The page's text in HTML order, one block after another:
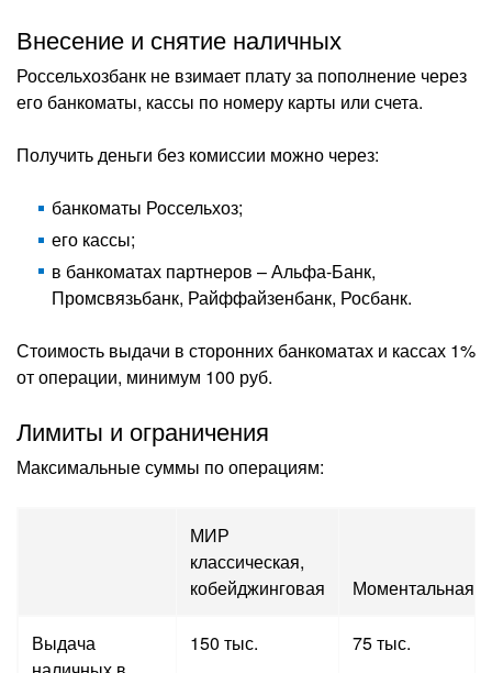
Внесение и снятие наличных
Россельхозбанк не взимает плату за пополнение через
его банкоматы, кассы по номеру карты или счета.
Получить деньги без комиссии можно через:
банкоматы Россельхоз;
его кассы;
в банкоматах партнеров – Альфа-Банк,
Промсвязьбанк, Райффайзенбанк, Росбанк.
Стоимость выдачи в сторонних банкоматах и кассах 1%
от операции, минимум 100 руб.
Лимиты и ограничения
Максимальные суммы по операциям:
МИР
классическая,
кобейджинговая
Моментальная
Выдача
150 тыс. 75 тыс.